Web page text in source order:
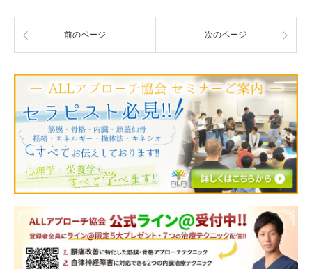
前のページ 次のページ